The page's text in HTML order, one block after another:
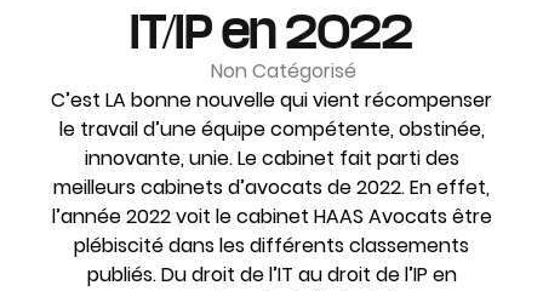
IT/IP en 2022
Non Catégorisé
C’est LA bonne nouvelle qui vient récompenser
le travail d’une équipe compétente, obstinée,
innovante, unie. Le cabinet fait parti des
meilleurs cabinets d’avocats de 2022. En effet,
l’année 2022 voit le cabinet HAAS Avocats être
plébiscité dans les différents classements
publiés. Du droit de l’IT au droit de l’IP en